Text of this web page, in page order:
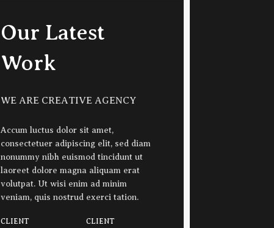
Our Latest
Work
WE ARE CREATIVE AGENCY
Accum luctus dolor sit amet,
consectetuer adipiscing elit, sed diam
nonummy nibh euismod tincidunt ut
laoreet dolore magna aliquam erat
volutpat. Ut wisi enim ad minim
veniam, quis nostrud exerci tation.
CLIENT CLIENT